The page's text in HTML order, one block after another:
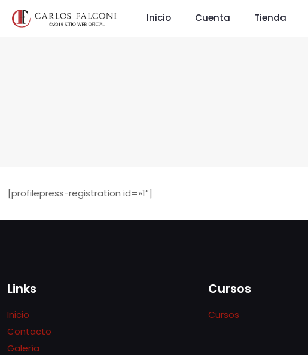
Inicio Cuenta Tienda
[profilepress-registration id=»1″]
Links
Inicio
Contacto
Galería
Cursos
Cursos